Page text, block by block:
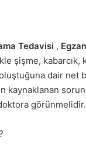
Tedavisi ,
şişme, kabarcık,
dair net
kaynaklanan